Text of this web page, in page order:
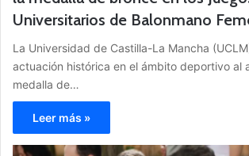
Universitarios de Balonmano
La Universidad de Castilla-La Mancha
actuación histórica en el ámbito deportivo al
medalla de…
Leer más »